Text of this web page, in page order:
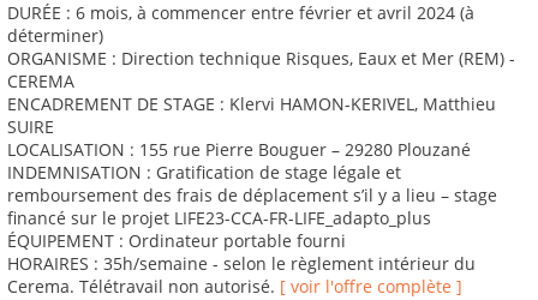
DURÉE : 6 mois, à commencer entre février et avril 2024 (à
déterminer)
ORGANISME : Direction technique Risques, Eaux et Mer (REM) -
CEREMA
ENCADREMENT DE STAGE : Klervi HAMON-KERIVEL, Matthieu
SUIRE
LOCALISATION : 155 rue Pierre Bouguer – 29280 Plouzané
INDEMNISATION : Gratification de stage légale et
remboursement des frais de déplacement s’il y a lieu – stage
financé sur le projet LIFE23-CCA-FR-LIFE_adapto_plus
ÉQUIPEMENT : Ordinateur portable fourni
HORAIRES : 35h/semaine - selon le règlement intérieur du
Cerema. Télétravail non autorisé. [ voir l'offre complète ]